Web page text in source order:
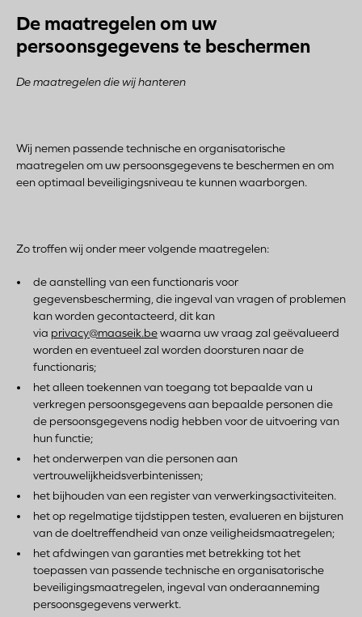
De maatregelen om uw
persoonsgegevens te beschermen
De maatregelen diewij hanteren
Wij nemen passende technische en organisatorische
maatregelen om uw persoonsgegevens te beschermen en om
een optimaal beveiligingsniveau te kunnen waarborgen.
Zo troffen wij onder meer volgende maatregelen:
de aanstelling van een functionaris voor
gegevensbescherming, die ingeval van vragen of problemen
kan worden gecontacteerd, dit kan
via privacy@maaseik.bewaarna uw vraag zal geëvalueerd
worden en eventueel zal worden doorsturen naar de
functionaris;
het alleen toekennen van toegang tot bepaalde van u
verkregen persoonsgegevens aan bepaalde personen die
de persoonsgegevens nodig hebben voor de uitvoering van
hun functie;
het onderwerpen van die personen aan
vertrouwelijkheidsverbintenissen;
het bijhouden van een register van verwerkingsactiviteiten.
het op regelmatige tijdstippen testen, evalueren en bijsturen
van de doeltreffendheid van onze veiligheidsmaatregelen;
het afdwingen van garanties met betrekking tot het
toepassen van passende technische en organisatorische
beveiligingsmaatregelen, ingeval van onderaanneming
persoonsgegevens verwerkt.